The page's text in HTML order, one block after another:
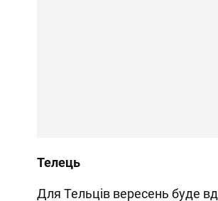
Телець
Для Тельців вересень буде